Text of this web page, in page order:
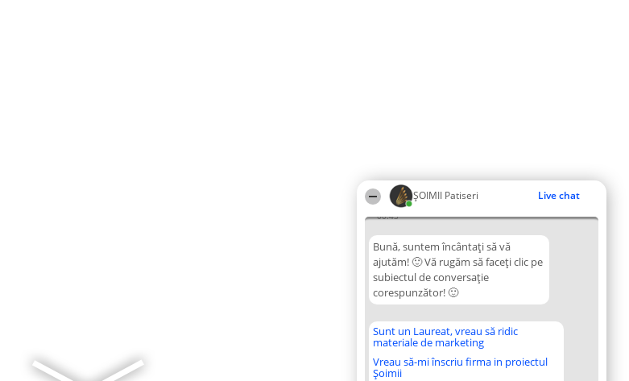
ȘOIMII Patiseri Live chat
00:43
Bună, suntem încântați să vă
ajutăm! 🙂 Vă rugăm să faceți clic pe
subiectul de conversație
corespunzător! 🙂
Sunt un Laureat, vreau să ridic
materiale de marketing
Vreau să-mi înscriu firma in proiectul
Șoimii